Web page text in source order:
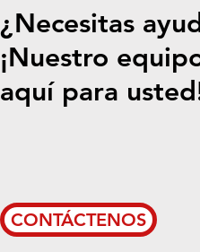
¿Necesitas
¡Nuestro
aquí para
CONTÁCTENOS